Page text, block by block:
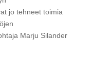
jo tehneet toimia
Marju Silander